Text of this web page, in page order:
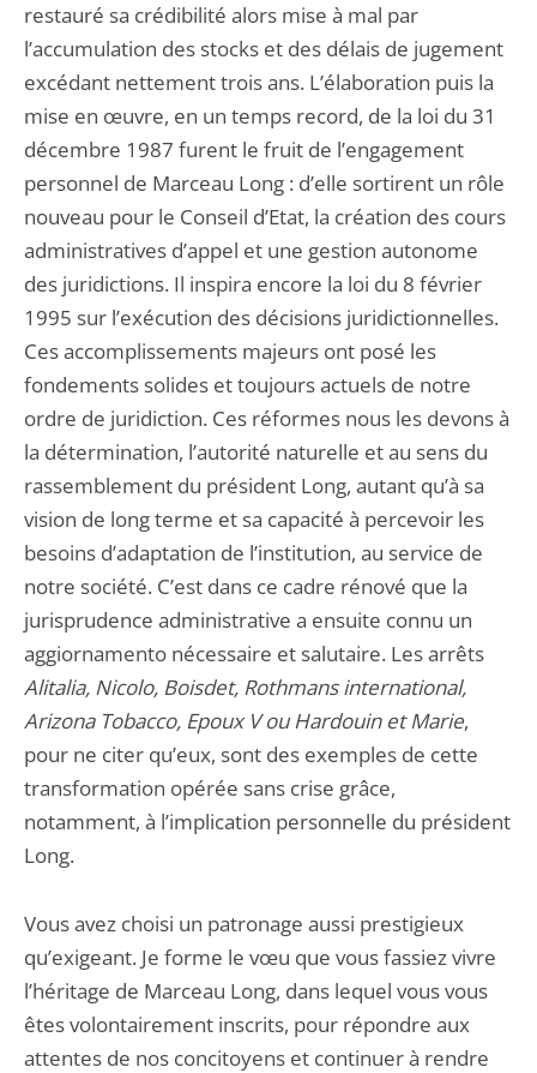
restauré sa crédibilité alors mise à mal par
l’accumulation des stocks et des délais de jugement
excédant nettement trois ans. L’élaboration puis la
mise en œuvre, en un temps record, de la loi du 31
décembre 1987 furent le fruit de l’engagement
personnel de Marceau Long : d’elle sortirent un rôle
nouveau pour le Conseil d’Etat, la création des cours
administratives d’appel et une gestion autonome
des juridictions. Il inspira encore la loi du 8 février
1995 sur l’exécution des décisions juridictionnelles.
Ces accomplissements majeurs ont posé les
fondements solides et toujours actuels de notre
ordre de juridiction. Ces réformes nous les devons à
la détermination, l’autorité naturelle et au sens du
rassemblement du président Long, autant qu’à sa
vision de long terme et sa capacité à percevoir les
besoins d’adaptation de l’institution, au service de
notre société. C’est dans ce cadre rénové que la
jurisprudence administrative a ensuite connu un
aggiornamento nécessaire et salutaire. Les arrêts
Alitalia, Nicolo, Boisdet, Rothmans international,
Arizona Tobacco, Epoux V ou Hardouin et Marie,
pour ne citer qu’eux, sont des exemples de cette
transformation opérée sans crise grâce,
notamment, à l’implication personnelle du président
Long.
Vous avez choisi un patronage aussi prestigieux
qu’exigeant. Je forme le vœu que vous fassiez vivre
l’héritage de Marceau Long, dans lequel vous vous
êtes volontairement inscrits, pour répondre aux
attentes de nos concitoyens et continuer à rendre